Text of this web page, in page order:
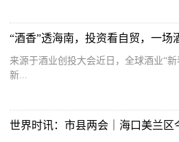
来源于酒业创投大会近日，全球酒业“
新...